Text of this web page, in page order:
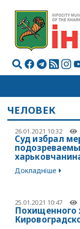
ЧЕЛОВЕК
26.01.2021 10:32
Суд избрал
Докладніше
25.01.2021 10:47
Похищенного